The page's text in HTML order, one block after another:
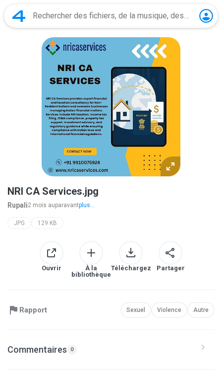
NRI CA Services.jpg
Rupali2 mois auparavantplus...
JPG 129 KB
Ouvrir
À la
bibliothèque
Téléchargez Partager
Rapport Sexuel Violence Autre
Commentaires 0